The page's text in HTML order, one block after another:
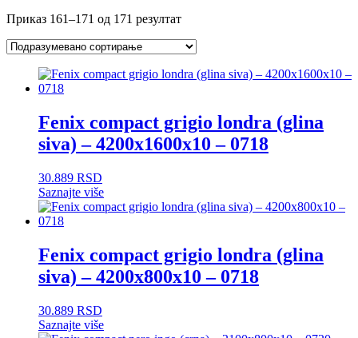
Приказ 161–171 од 171 резултат
Fenix compact grigio londra (glina
siva) – 4200x1600x10 – 0718
30.889 RSD
Saznajte više
Fenix compact grigio londra (glina
siva) – 4200x800x10 – 0718
30.889 RSD
Saznajte više